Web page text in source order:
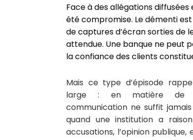
Face à des allégations diffusées
été compromise. Le démenti
de captures d’écran sorties de
attendue. Une banque ne peut
la confiance des clients
Mais ce type d’épisode
large : en matière de
communication ne suffit
quand une institution a
accusations, l’opinion publique,